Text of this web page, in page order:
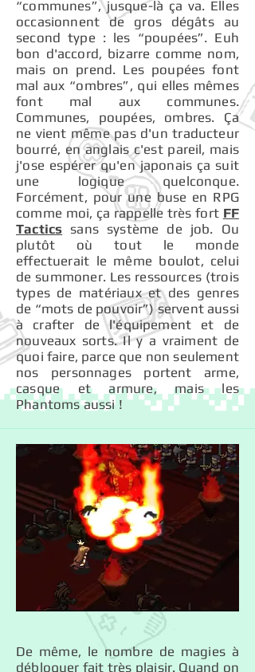
“communes”, jusque-là ça va. Elles
occasionnent de gros dégâts au
second type : les “poupées”. Euh
bon d'accord, bizarre comme nom,
mais on prend. Les poupées font
mal aux “ombres”, qui elles mêmes
font mal aux communes.
Communes, poupées, ombres. Ça
ne vient même pas d'un traducteur
bourré, en anglais c'est pareil, mais
j'ose espérer qu'en japonais ça suit
une logique quelconque.
Forcément, pour une buse en RPG
comme moi, ça rappelle très fort FF
Tactics sans système de job. Ou
plutôt où tout le monde
effectuerait le même boulot, celui
de summoner. Les ressources (trois
types de matériaux et des genres
de “mots de pouvoir”) servent aussi
à crafter de l'équipement et de
nouveaux sorts. Il y a vraiment de
quoi faire, parce que non seulement
nos personnages portent arme,
casque et armure, mais les
Phantoms aussi !
De même, le nombre de magies à
débloquer fait très plaisir. Quand on